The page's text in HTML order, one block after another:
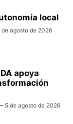
local
de agosto de 2026
apoya
- 5 de agosto de 2026